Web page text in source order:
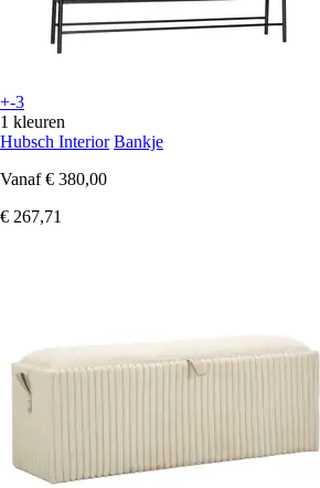
+-3
1 kleuren
Hubsch Interior Bankje
Vanaf € 380,00
€ 267,71